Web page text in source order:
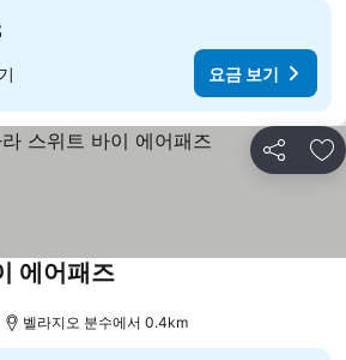
요금 보기
공유 즐
에어패즈요금 보기
벨라지오 분수에서 0.4km